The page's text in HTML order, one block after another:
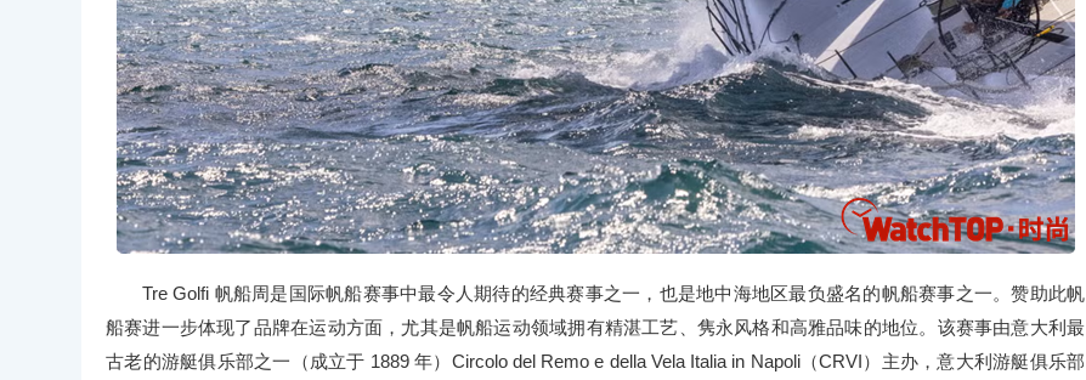
Tre Golfi 帆船周是国际帆船赛事中最令人期待的经典赛事之一，也是地中海地区最负盛名的帆船赛事之一。赞助此帆
船赛进一步体现了品牌在运动方面，尤其是帆船运动领域拥有精湛工艺、隽永风格和高雅品味的地位。该赛事由意大利最
古老的游艇俱乐部之一（成立于 1889 年）Circolo del Remo e della Vela Italia in Napoli（CRVI）主办，意大利游艇俱乐部